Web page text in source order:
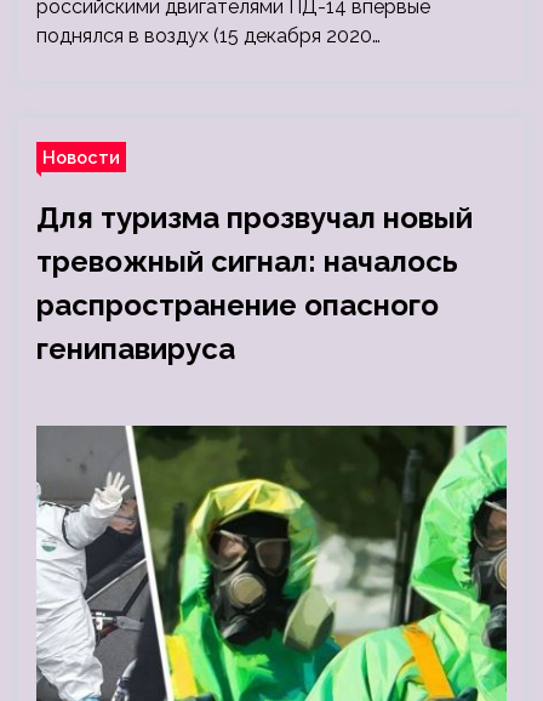
российскими двигателями ПД-14 впервые
поднялся в воздух (15 декабря 2020…
Новости
Для туризма прозвучал новый
тревожный сигнал: началось
распространение опасного
генипавируса